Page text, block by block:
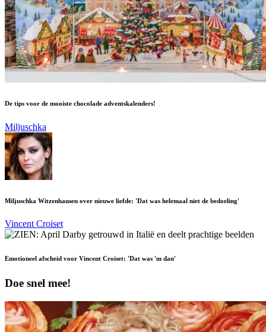
De tips voor de mooiste chocolade adventskalenders!
Miljuschka
Miljuschka Witzenhausen over nieuwe liefde: 'Dat was helemaal niet de bedoeling'
Vincent Croiset
Emotioneel afscheid voor Vincent Croiset: 'Dat was 'm dan'
Doe snel mee!